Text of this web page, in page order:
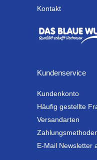
Kontakt
Kundenservice
Kundenkonto
Häufig gestellte
Versandarten
E-Mail Newsletter